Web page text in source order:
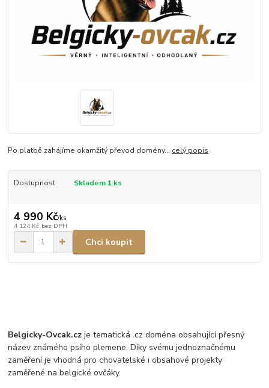
Po platbě zahájíme okamžitý převod domény... celý popis
Dostupnost Skladem 1 ks
4 990 Kč/ks
4 124 Kč bez DPH
Chci koupit
Belgicky-Ovcak.cz je tematická .cz doména obsahující přesný
název známého psího plemene. Díky svému jednoznačnému
zaměření je vhodná pro chovatelské i obsahové projekty
zaměřené na belgické ovčáky.